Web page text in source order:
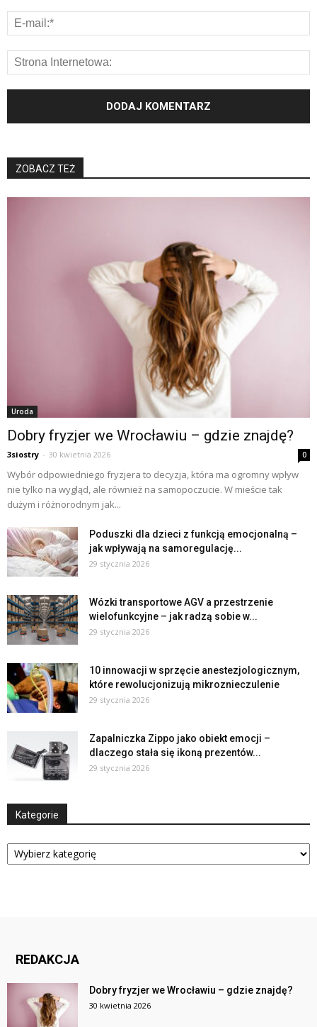
ZOBACZ TEŻ
Uroda
Dobry fryzjer we Wrocławiu – gdzie znajdę?
3siostry - 30 kwietnia 2026 0
Wybór odpowiedniego fryzjera to decyzja, która ma ogromny wpływ
nie tylko na wygląd, ale również na samopoczucie. W mieście tak
dużym i różnorodnym jak...
Poduszki dla dzieci z funkcją emocjonalną –
jak wpływają na samoregulację...
29 stycznia 2026
Wózki transportowe AGV a przestrzenie
wielofunkcyjne – jak radzą sobie w...
29 stycznia 2026
10 innowacji w sprzęcie anestezjologicznym,
które rewolucjonizują mikroznieczulenie
29 stycznia 2026
Zapalniczka Zippo jako obiekt emocji –
dlaczego stała się ikoną prezentów...
29 stycznia 2026
Kategorie
Kategorie
REDAKCJA
Dobry fryzjer we Wrocławiu – gdzie znajdę?
30 kwietnia 2026